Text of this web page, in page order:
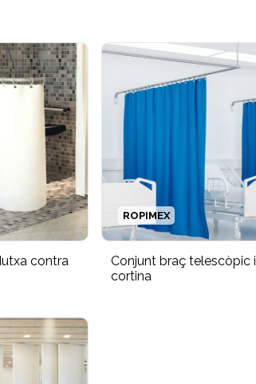
contra
Conjunt braç telescòpic i
cortina
ROPIMEX